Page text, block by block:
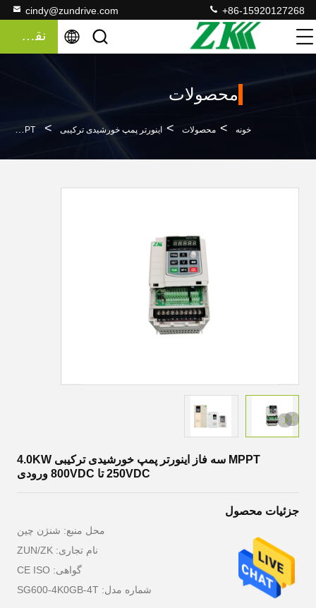
cindy@zundrive.com +86-15920127268
نقل قول
محصولات
خونه > محصولات > اینورتر پمپ خورشیدی ترکیبی > MPPT سه فاز اینورتر پمپ خورشیدی ترکیبی 4.0KW 250VDC تا 800VDC ورودی
MPPT سه فاز اینورتر پمپ خورشیدی ترکیبی 4.0KW
250VDC تا 800VDC ورودی
جزئیات محصول
محل منبع: شنژن چین
نام تجاری: ZUN/ZK
گواهی: CE ISO
شماره مدل: SG600-4K0GB-4T